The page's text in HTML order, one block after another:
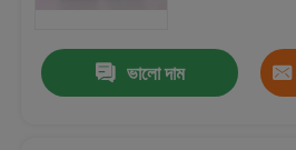
মিথ্যা নখ টিপস
ভালো দাম